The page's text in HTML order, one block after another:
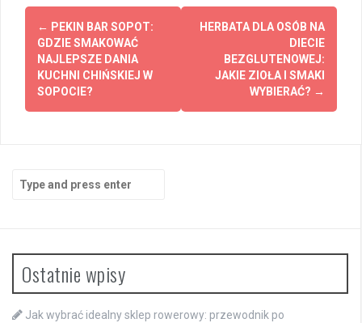
Post
navigation
← PEKIN BAR SOPOT:
GDZIE SMAKOWAĆ
NAJLEPSZE DANIA
KUCHNI CHIŃSKIEJ W
SOPOCIE?
HERBATA DLA OSÓB NA
DIECIE
BEZGLUTENOWEJ:
JAKIE ZIOŁA I SMAKI
WYBIERAĆ? →
for:
Ostatnie wpisy
Jak wybrać idealny sklep rowerowy: przewodnik po